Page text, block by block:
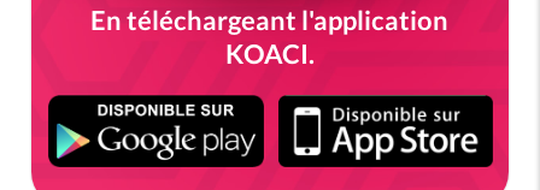
En téléchargeant l'application
KOACI.